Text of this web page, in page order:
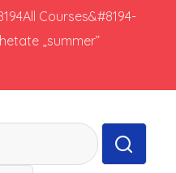
All Courses&#8194-
„summer”